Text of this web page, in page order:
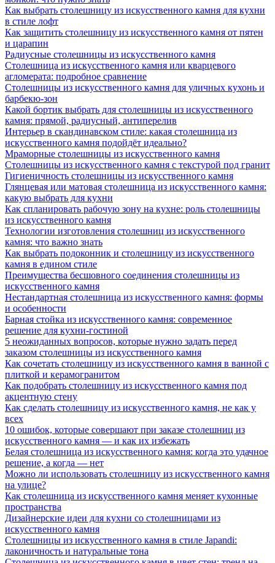
Как выбрать столешницу из искусственного камня для кухни
в стиле лофт
Как защитить столешницу из искусственного камня от пятен
и царапин
Радиусные столешницы из искусственного камня
Столешница из искусственного камня или кварцевого
агломерата: подробное сравнение
Столешницы из искусственного камня для уличных кухонь и
барбекю-зон
Какой бортик выбрать для столешницы из искусственного
камня: прямой, радиусный, антиперелив
Интерьер в скандинавском стиле: какая столешница из
искусственного камня подойдёт идеально?
Мраморные столешницы из искусственного камня
Столешницы из искусственного камня с текстурой под гранит
Гигиеничность столешницы из искусственного камня
Глянцевая или матовая столешница из искусственного камня:
какую выбрать для кухни
Как спланировать рабочую зону на кухне: роль столешницы
из искусственного камня
Технологии изготовления столешниц из искусственного
камня: что важно знать
Как выбрать подоконник и столешницу из искусственного
камня в едином стиле
Преимущества бесшовного соединения столешницы из
искусственного камня
Нестандартная столешница из искусственного камня: формы
и особенности
Барная стойка из искусственного камня: современное
решение для кухни-гостиной
5 неожиданных вопросов, которые нужно задать перед
заказом столешницы из искусственного камня
Как сочетать столешницу из искусственного камня в ванной с
плиткой и керамогранитом
Как подобрать столешницу из искусственного камня под
акцентную стену
Как сделать столешницу из искусственного камня, не как у
всех
10 ошибок, которые совершают при заказе столешниц из
искусственного камня — и как их избежать
Белая столешница из искусственного камня: когда это удачное
решение, а когда — нет
Можно ли использовать столешницу из искусственного камня
на улице?
Как столешница из искусственного камня меняет кухонные
пространства
Дизайнерские идеи для кухни со столешницами из
искусственного камня
Столешницы из искусственного камня в стиле Japandi:
лаконичность и натуральные тона